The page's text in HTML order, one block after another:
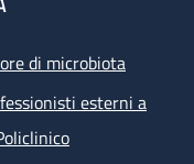
di microbiota
esterni a